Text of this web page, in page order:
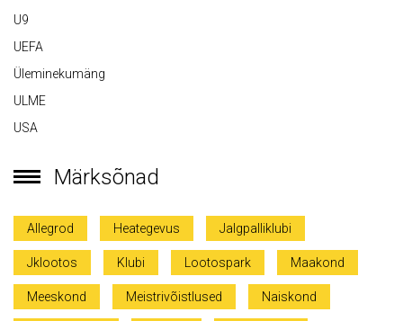
U9
UEFA
Üleminekumäng
ULME
USA
Märksõnad
Allegrod Heategevus Jalgpalliklubi
Jklootos Klubi Lootospark Maakond
Meeskond Meistrivõistlused Naiskond